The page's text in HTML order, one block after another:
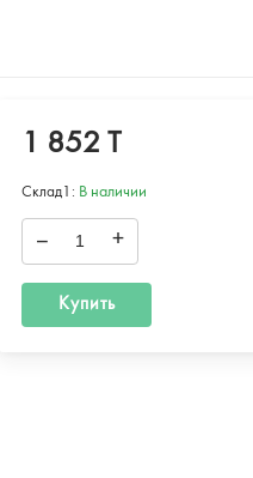
1 852 T
Склад1: В наличии
– +
Купить